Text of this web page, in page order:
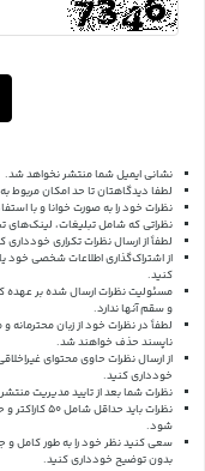
نشانی ایمیل شما منتشر نخواهد شد.
لطفا دیدگاهتان تا حد امکان
نظرات خود را به صورت خوانا و با
نظراتی که شامل تبلیغات، لینک‌های
لطفاً از ارسال نظرات تکراری
از اشتراک‌گذاری اطلاعات شخصی خود
کنید.
مسئولیت نظرات ارسال شده بر
و سقم آنها ندارد.
لطفاً در نظرات خود از زبان محترمانه
ناپسند حذف خواهند شد.
از ارسال نظرات حاوی محتوای
خودداری کنید.
نظرات شما بعد از تایید مدیریت
شود.
سعی کنید نظر خود را به طور کامل و
بدون توضیح خودداری کنید.